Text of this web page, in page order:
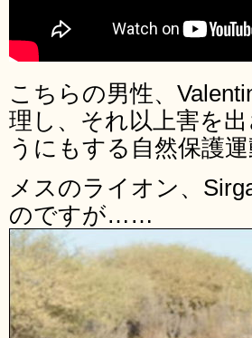
こちらの男性、
理し、それ以上害を
うにもする自然保護
メスのライオン、
のですが……